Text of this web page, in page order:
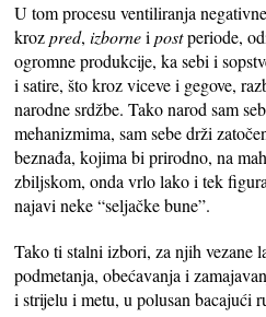
U tom procesu ventiliranja
krozpred,izborneipostperiode,
ogromne produkcije, ka sebi i
i satire, što kroz viceve i gegove,
narodne srdžbe. Tako narod sam
mehanizmima, sam sebe drži
beznađa, kojima bi prirodno, na
zbiljskom, onda vrlo lako i tek
najavi neke “seljačke bune”.
Tako ti stalni izbori, za njih vezane
podmetanja, obećavanja i
i strijelu i metu, u polusan bacajući